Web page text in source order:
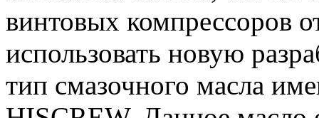
винтовых компрессоров
использовать новую
тип смазочного масла